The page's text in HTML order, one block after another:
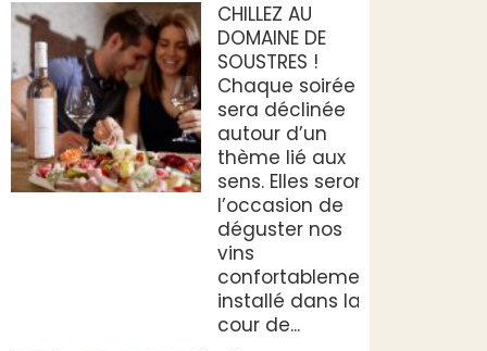
CHILLEZ AU
DOMAINE DE
SOUSTRES !
Chaque soirée
sera déclinée
autour d’un
thème lié aux
sens. Elles seront
l’occasion de
déguster nos
vins
confortablement
installé dans la
cour de...